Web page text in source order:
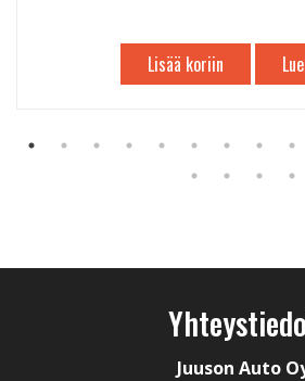
Lisää koriin
Juuson Auto